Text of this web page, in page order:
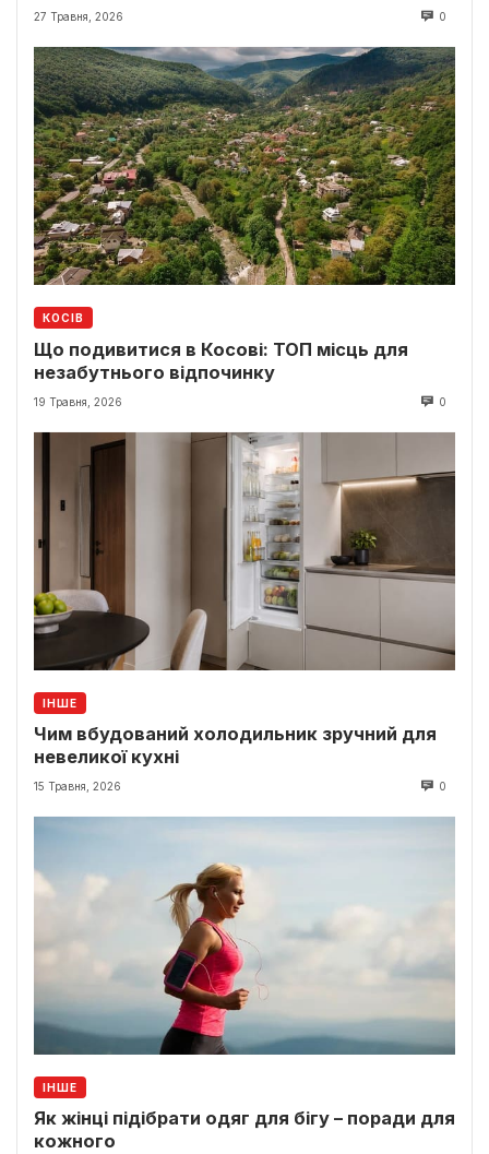
27 Травня, 2026 0
КОСІВ
Що подивитися в Косові: ТОП місць для
незабутнього відпочинку
19 Травня, 2026 0
ІНШЕ
Чим вбудований холодильник зручний для
невеликої кухні
15 Травня, 2026 0
ІНШЕ
Як жінці підібрати одяг для бігу – поради для
кожного